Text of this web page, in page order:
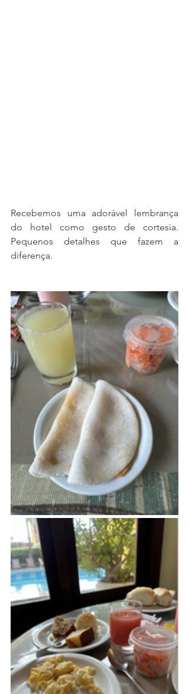
Recebemos uma adorável lembrança
do hotel como gesto de cortesia.
Pequenos detalhes que fazem a
diferença.